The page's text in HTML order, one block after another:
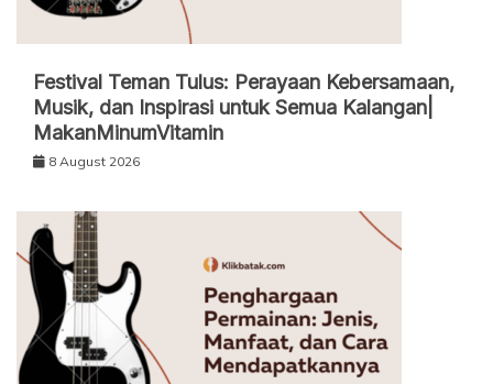
Festival Teman Tulus: Perayaan Kebersamaan,
Musik, dan Inspirasi untuk Semua Kalangan|
MakanMinumVitamin
8 August 2026